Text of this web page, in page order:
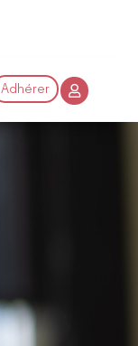
Adhérer